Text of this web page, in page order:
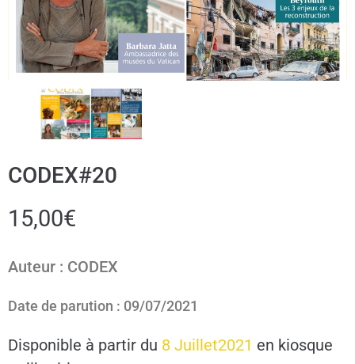
CODEX#20
15,00€
Auteur : CODEX
Date de parution : 09/07/2021
Disponible à partir du 8 Juillet2021 en kiosque